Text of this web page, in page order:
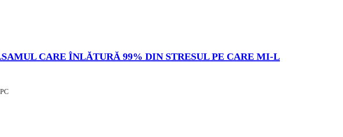
CARE ÎNLĂTURĂ 99% DIN STRESUL PE CARE MI-L